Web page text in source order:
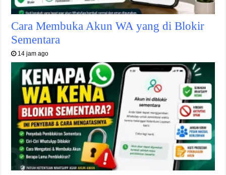
Cara Membuka Akun WA yang di Blokir
Sementara
14 jam ago